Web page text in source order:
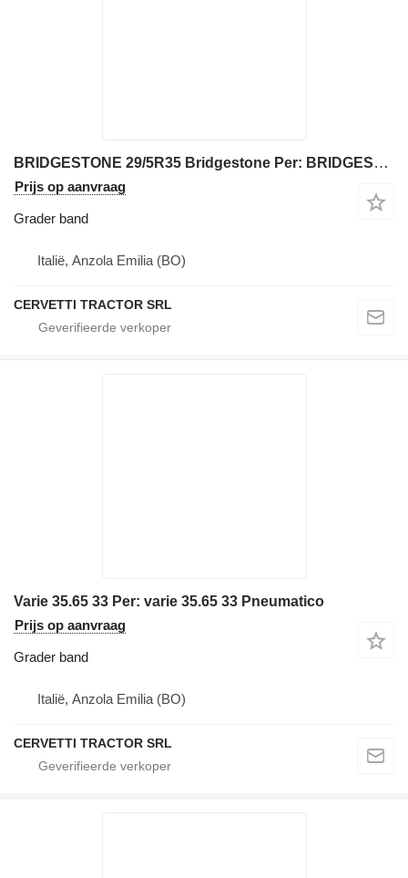
BRIDGESTONE 29/5R35 Bridgestone Per: BRIDGESTONE 29/5R35 Pneumatic
Prijs op aanvraag
Grader band
Italië, Anzola Emilia (BO)
CERVETTI TRACTOR SRL
Varie 35.65 33 Per: varie 35.65 33 Pneumatico
Prijs op aanvraag
Grader band
Italië, Anzola Emilia (BO)
CERVETTI TRACTOR SRL